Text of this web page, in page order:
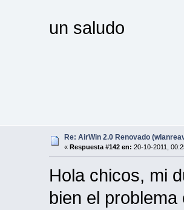
un saludo
Re: AirWin 2.0 Renovado
« Respuesta #142 en: 20-10-2011,
Hola chicos, mi
bien el